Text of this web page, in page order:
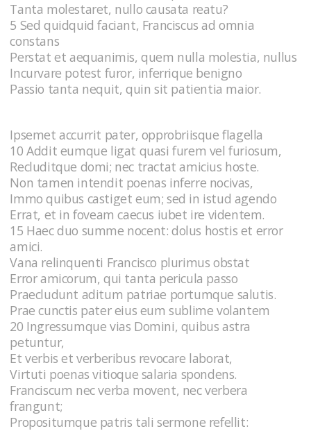
Tanta molestaret, nullo causata reatu?
5 Sed quidquid faciant, Franciscus ad omnia
constans
Perstat et aequanimis, quem nulla molestia, nullus
Incurvare potest furor, inferrique benigno
Passio tanta nequit, quin sit patientia maior.
Ipsemet accurrit pater, opprobriisque flagella
10 Addit eumque ligat quasi furem vel furiosum,
Recluditque domi; nec tractat amicius hoste.
Non tamen intendit poenas inferre nocivas,
Immo quibus castiget eum; sed in istud agendo
Errat, et in foveam caecus iubet ire videntem.
15 Haec duo summe nocent: dolus hostis et error
amici.
Vana relinquenti Francisco plurimus obstat
Error amicorum, qui tanta pericula passo
Praecludunt aditum patriae portumque salutis.
Prae cunctis pater eius eum sublime volantem
20 Ingressumque vias Domini, quibus astra
petuntur,
Et verbis et verberibus revocare laborat,
Virtuti poenas vitioque salaria spondens.
Franciscum nec verba movent, nec verbera
frangunt;
Propositumque patris tali sermone refellit: